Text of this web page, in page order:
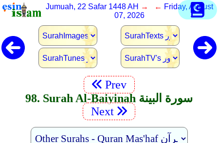
Jumuah, 22 Safar 1448 AH → ← Friday, August
07, 2026
Prev
98. Surah Al-Baiyinah سورة البينة
Next